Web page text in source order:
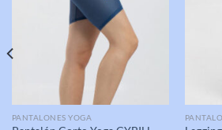
PANTALONES YOGA